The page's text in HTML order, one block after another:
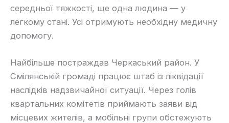
середньої тяжкості, ще одна людина — у
легкому стані. Усі отримують необхідну медичну
допомогу.
Найбільше постраждав Черкаський район. У
Смілянській громаді працює штаб із ліквідації
наслідків надзвичайної ситуації. Через голів
квартальних комітетів приймають заяви від
місцевих жителів, а мобільні групи обстежують